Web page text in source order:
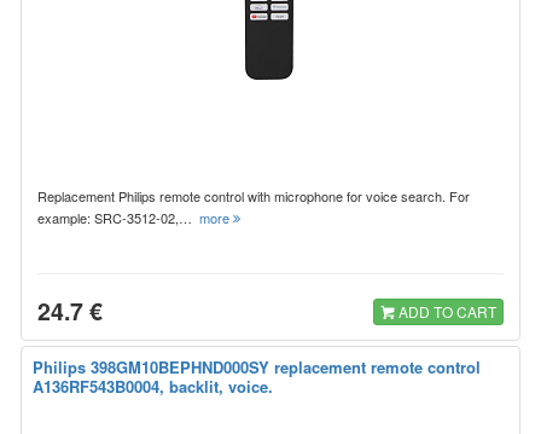
Replacement Philips remote control with microphone for voice search. For
example: SRC-3512-02,… more
24.7 € ADD TO CART
Philips 398GM10BEPHND000SY replacement remote control
A136RF543B0004, backlit, voice.